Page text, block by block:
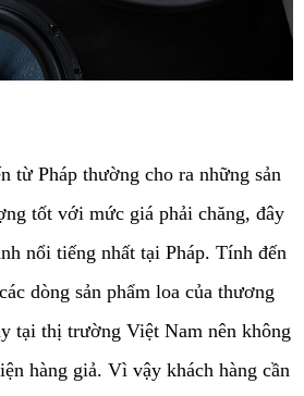
từ Pháp thường cho ra những sản
tốt với mức giá phải chăng, đây
nổi tiếng nhất tại Pháp. Tính đến
dòng sản phẩm loa của thương
tại thị trường Việt Nam nên không
hàng giả. Vì vậy khách hàng cần